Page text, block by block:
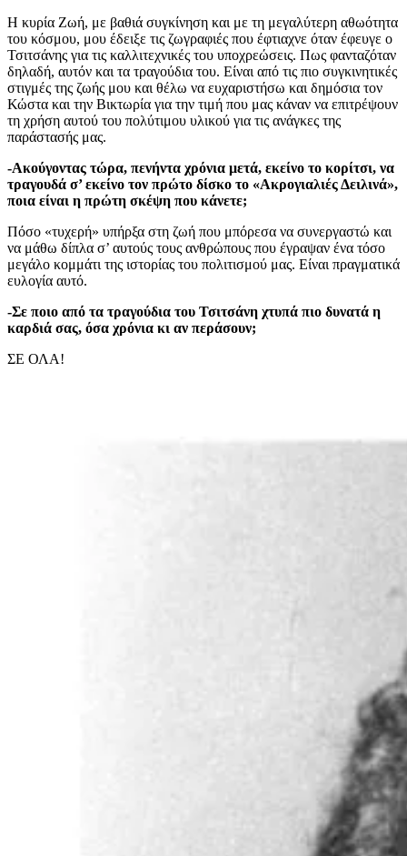
Η κυρία Ζωή, με βαθιά συγκίνηση και με τη μεγαλύτερη αθωότητα
του κόσμου, μου έδειξε τις ζωγραφιές που έφτιαχνε όταν έφευγε ο
Τσιτσάνης για τις καλλιτεχνικές του υποχρεώσεις. Πως φανταζόταν
δηλαδή, αυτόν και τα τραγούδια του. Είναι από τις πιο συγκινητικές
στιγμές της ζωής μου και θέλω να ευχαριστήσω και δημόσια τον
Κώστα και την Βικτωρία για την τιμή που μας κάναν να επιτρέψουν
τη χρήση αυτού του πολύτιμου υλικού για τις ανάγκες της
παράστασής μας.
-Ακούγοντας τώρα, πενήντα χρόνια μετά, εκείνο το κορίτσι, να
τραγουδά σ’ εκείνο τον πρώτο δίσκο το «Ακρογιαλιές Δειλινά»,
ποια είναι η πρώτη σκέψη που κάνετε;
Πόσο «τυχερή» υπήρξα στη ζωή που μπόρεσα να συνεργαστώ και
να μάθω δίπλα σ’ αυτούς τους ανθρώπους που έγραψαν ένα τόσο
μεγάλο κομμάτι της ιστορίας του πολιτισμού μας. Είναι πραγματικά
ευλογία αυτό.
-Σε ποιο από τα τραγούδια του Τσιτσάνη χτυπά πιο δυνατά η
καρδιά σας, όσα χρόνια κι αν περάσουν;
ΣΕ ΟΛΑ!